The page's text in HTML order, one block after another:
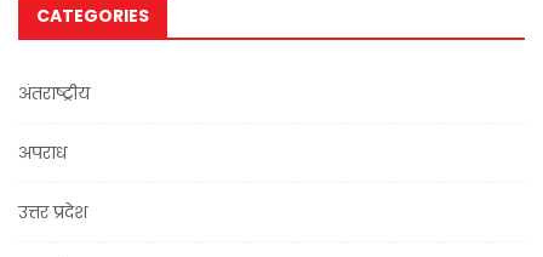
CATEGORIES
अंतराष्ट्रीय
अपराध
उत्तर प्रदेश